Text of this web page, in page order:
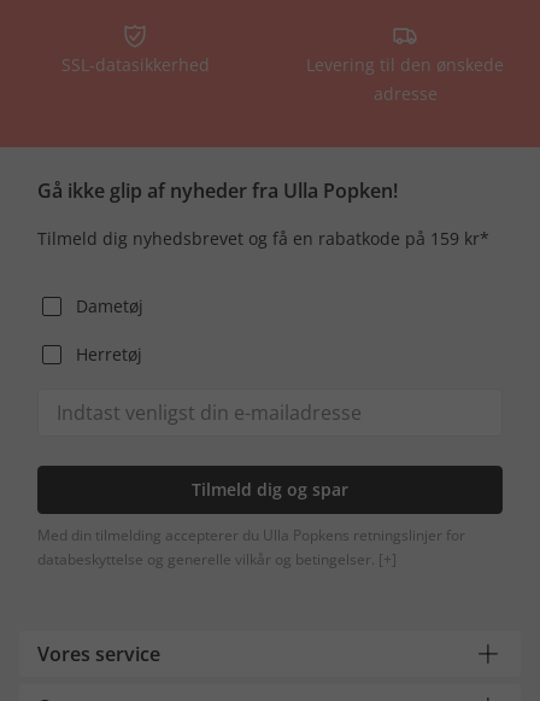
SSL-datasikkerhed
Levering til den ønskede
adresse
Gå ikke glip af nyheder fra Ulla Popken!
Tilmeld dig nyhedsbrevet og få en rabatkode på 159 kr*
Dametøj
Herretøj
Tilmeld dig og spar
Med din tilmelding accepterer du Ulla Popkens retningslinjer for
databeskyttelse og generelle vilkår og betingelser. [+]
Vores service